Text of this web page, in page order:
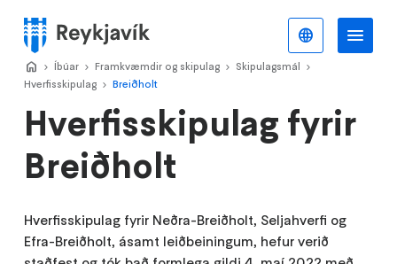
meginefni
Valmynd
Hverfisskipulag
fyrir
Breiðholt
Hverfisskipulag fyrir
Breiðholt
Hverfisskipulag fyrir Neðra-Breiðholt, Seljahverfi og
Efra-Breiðholt, ásamt leiðbeiningum, hefur verið
Home
>
Íbúar >
Framkvæmdir og skipulag >
Skipulagsmál
Hverfisskipulag
>
Breiðholt
Íslenska